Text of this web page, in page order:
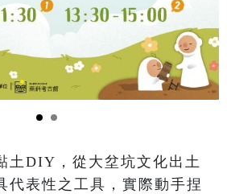
土DIY，從大坌坑文化出土
代表性之工具，實際動手捏